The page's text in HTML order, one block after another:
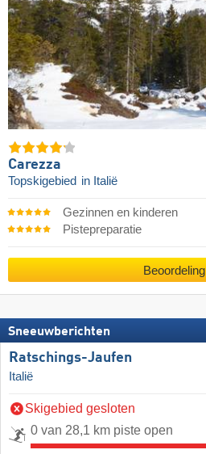
Carezza
Topskigebied in Italië
Gezinnen en kinderen
Pistepreparatie
Beoordeling
Sneeuwberichten
Ratschings-Jaufen
Italië
Skigebied gesloten
0 van 28,1 km piste open